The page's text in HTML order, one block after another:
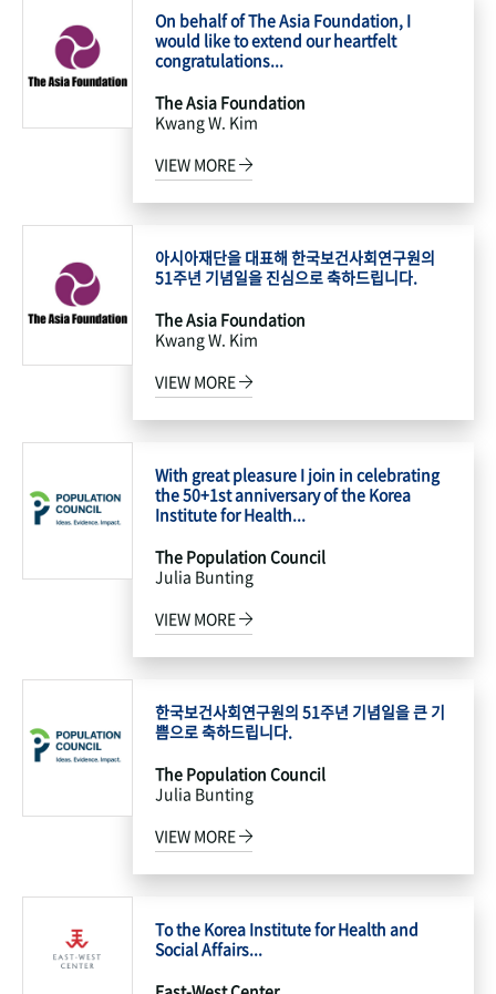
On behalf of The Asia Foundation, I
would like to extend our heartfelt
congratulations...
The Asia Foundation
Kwang W. Kim
VIEW MORE
아시아재단을 대표해 한국보건사회연구원의
51주년 기념일을 진심으로 축하드립니다.
The Asia Foundation
Kwang W. Kim
VIEW MORE
With great pleasure I join in celebrating
the 50+1st anniversary of the Korea
Institute for Health...
The Population Council
Julia Bunting
VIEW MORE
한국보건사회연구원의 51주년 기념일을 큰 기
쁨으로 축하드립니다.
The Population Council
Julia Bunting
VIEW MORE
To the Korea Institute for Health and
Social Affairs...